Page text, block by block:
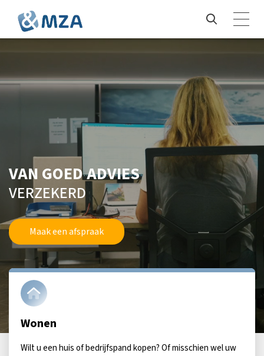
VAN GOED ADVIES
VERZEKERD
Maak een afspraak
Wonen
Wilt u een huis of bedrijfspand kopen? Of misschien wel uw